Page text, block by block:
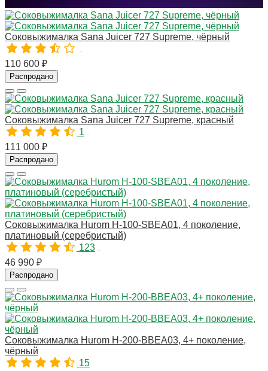
Соковыжималка Sana Juicer 727 Supreme, чёрный
110 600 ₽
Распродано
Соковыжималка Sana Juicer 727 Supreme, красный
1
111 000 ₽
Распродано
Соковыжималка Hurom H-100-SBEA01, 4 поколение,
платиновый (серебристый)
123
46 990 ₽
Распродано
Соковыжималка Hurom H-200-BBEA03, 4+ поколение,
чёрный
15